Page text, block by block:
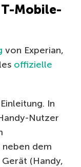
T-Mobile-
von Experian,
offizielle
In
Nutzer
dem
(Handy,